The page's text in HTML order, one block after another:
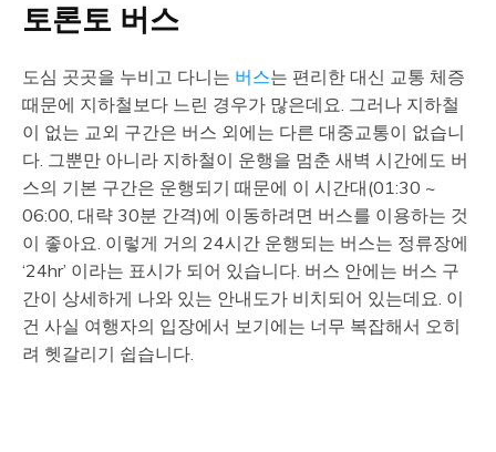
토론토 버스
도심 곳곳을 누비고 다니는 버스는 편리한 대신 교통 체증
때문에 지하철보다 느린 경우가 많은데요. 그러나 지하철
이 없는 교외 구간은 버스 외에는 다른 대중교통이 없습니
다. 그뿐만 아니라 지하철이 운행을 멈춘 새벽 시간에도 버
스의 기본 구간은 운행되기 때문에 이 시간대(01:30 ~
06:00, 대략 30분 간격)에 이동하려면 버스를 이용하는 것
이 좋아요. 이렇게 거의 24시간 운행되는 버스는 정류장에
‘24hr’ 이라는 표시가 되어 있습니다. 버스 안에는 버스 구
간이 상세하게 나와 있는 안내도가 비치되어 있는데요. 이
건 사실 여행자의 입장에서 보기에는 너무 복잡해서 오히
려 헷갈리기 쉽습니다.